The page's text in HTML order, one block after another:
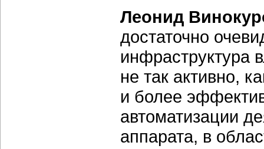
Леонид
достаточно
инфраструктура
не так активно,
и более
автоматизации
аппарата, в